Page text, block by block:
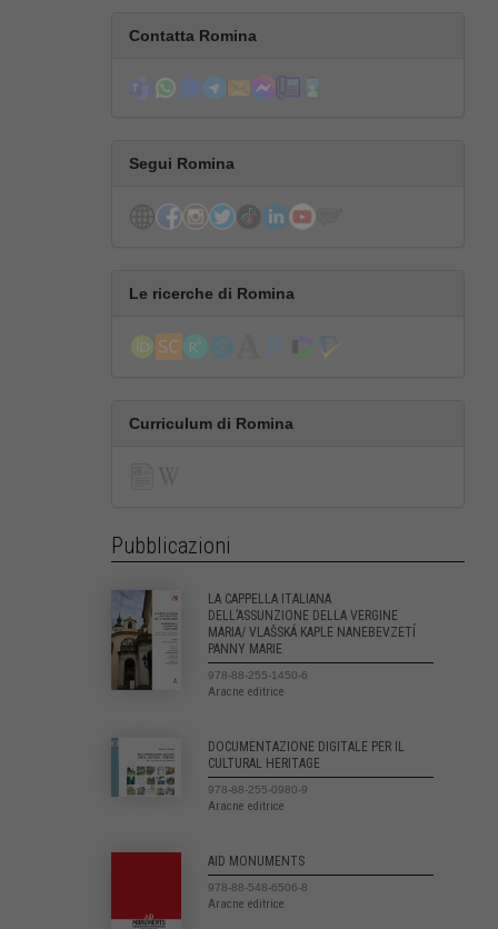
Contatta Romina
Segui Romina
Le ricerche di Romina
Curriculum di Romina
Pubblicazioni
LA CAPPELLA ITALIANA
DELL’ASSUNZIONE DELLA VERGINE
MARIA/ VLAŠSKÁ KAPLE NANEBEVZETÍ
PANNY MARIE
978-88-255-1450-6
Aracne editrice
DOCUMENTAZIONE DIGITALE PER IL
CULTURAL HERITAGE
978-88-255-0980-9
Aracne editrice
AID MONUMENTS
978-88-548-6506-8
Aracne editrice